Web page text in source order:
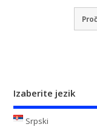
Izaberite jezik
Srpski